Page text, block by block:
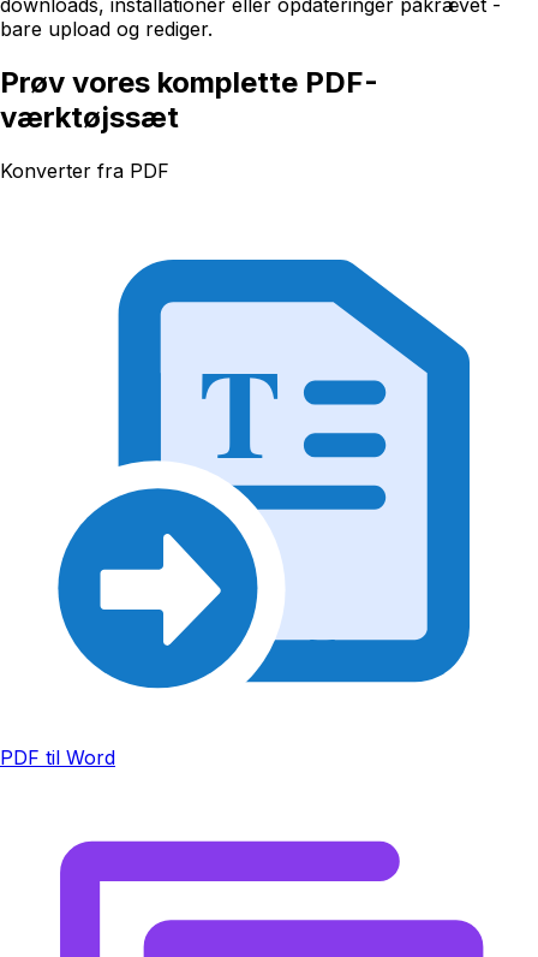
downloads, installationer eller opdateringer påkrævet -
bare upload og rediger.
Prøv vores komplette PDF-
værktøjssæt
Konverter fra PDF
T
PDF til Word